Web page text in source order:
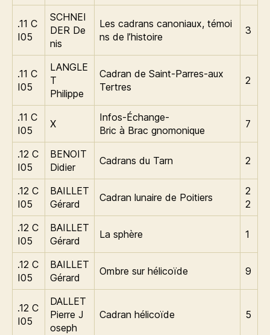
.11 C
I05
SCHNEI
DER De
nis
Les cadrans canoniaux, témoi
ns de l’histoire
3
.11 C
I05
LANGLE
T
Philippe
Cadran de Saint-Parres-aux
Tertres
2
.11 C
I05
X
Infos-Échange-
Bric à Brac gnomonique
7
.12 C
I05
BENOIT
Didier
Cadrans du Tarn 2
.12 C
I05
BAILLET
Gérard
Cadran lunaire de Poitiers
2
2
.12 C
I05
BAILLET
Gérard
La sphère 1
.12 C
I05
BAILLET
Gérard
Ombre sur hélicoïde 9
.12 C
I05
DALLET
Pierre J
oseph
Cadran hélicoïde 5